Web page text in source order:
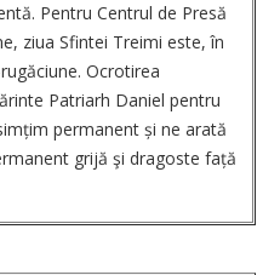
Pentru Centrul de Presă
ziua Sfintei Treimi este, în
Ocrotirea
Patriarh Daniel pentru
permanent și ne arată
grijă şi dragoste față